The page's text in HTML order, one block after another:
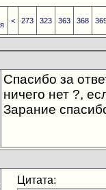
< 273 323 363 368
Спасибо за
ничего нет ?,
Зарание
Цитата: